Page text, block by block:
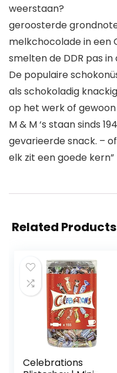
weerstaan?
geroosterde
melkchocolade in een
smelten de DDR pas
De populaire
als schokoladig
op het werk of
M & M ‘s staan sinds
gevarieerde snack. –
elk zit een goede kern”
Related Products
Celebrations